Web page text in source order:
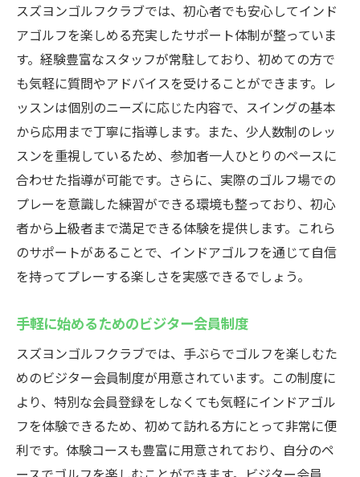
利用者の声に見る時間を気にせず楽しむ魅
力
無人運営がもたらす新しいゴルフ体験
スズヨンゴルフクラブで上級者も満足！ラグジ
ュアリーなインドアゴルフ体験
上級者に支持されるスズヨンゴルフクラブ
の魅力
技術向上を目指すための充実した施設
ラグジュアリーな空間での特別なゴルフ体
験
上級者が推奨する練習メニュー
スズヨンゴルフクラブでリフレッシュする
方法
スズヨンゴルフクラブでは、初心者でも安心してインド
アゴルフを楽しめる充実したサポート体制が整っていま
す。経験豊富なスタッフが常駐しており、初めての方で
も気軽に質問やアドバイスを受けることができます。レ
ッスンは個別のニーズに応じた内容で、スイングの基本
から応用まで丁寧に指導します。また、少人数制のレッ
スンを重視しているため、参加者一人ひとりのペースに
合わせた指導が可能です。さらに、実際のゴルフ場での
プレーを意識した練習ができる環境も整っており、初心
者から上級者まで満足できる体験を提供します。これら
のサポートがあることで、インドアゴルフを通じて自信
を持ってプレーする楽しさを実感できるでしょう。
手軽に始めるためのビジター会員制度
スズヨンゴルフクラブでは、手ぶらでゴルフを楽しむた
めのビジター会員制度が用意されています。この制度に
より、特別な会員登録をしなくても気軽にインドアゴル
フを体験できるため、初めて訪れる方にとって非常に便
利です。体験コースも豊富に用意されており、自分のペ